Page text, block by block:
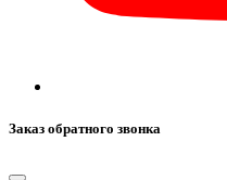
Заказ обратного звонка